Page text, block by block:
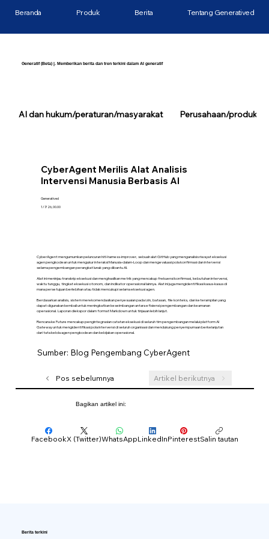
Generatif (Beta) |. Memberikan berita dan tren terkini dalam AI generatif
CyberAgent Merilis Alat Analisis
Intervensi Manusia Berbasis AI
Generatived
1/7/26, 00.00
CyberAgent mengumumkan peluncuran hitl-harness-improver, sebuah alat GitHub yang menganalisis riwayat eksekusi
agen pengkodean untuk mengukur interaksi Manusia-dalam-Loop dan mengevaluasi pola konfirmasi dan intervensi
selama pengembangan perangkat lunak yang dibantu AI.
Alat ini meninjau transkrip eksekusi dan menghasilkan metrik yang mencakup frekuensi konfirmasi, kebutuhan intervensi,
waktu tunggu, tingkat eksekusi otonom, dan indikator operasional lainnya. Alat ini juga mengidentifikasi kasus-kasus di
mana persetujuan berlebihan atau tidak mencukupi selama eksekusi agen.
Berdasarkan analisis, sistem merekomendasikan penyesuaian pada izin, batasan, file konteks, dan keterampilan yang
dapat digunakan kembali untuk meningkatkan keseimbangan antara efisiensi pengembangan dan keamanan
operasional. Laporan diekspor dalam format Markdown untuk tinjauan lebih lanjut.
Rencana ke Future mencakup pengintegrasian catatan eksekusi di seluruh tim pengembangan melalui platform AI
Gateway untuk mengidentifikasi pola intervensi di seluruh organisasi dan mendukung penyempurnaan berkelanjutan
dari tata kelola agen pengkodean dan kebijakan operasional.
Sumber: Blog Pengembang CyberAgent
Pos sebelumnya Artikel berikutnya
Beranda Produk Berita Tentang Generatived
Bagikan artikel ini:
FacebookX (Twitter)WhatsAppLinkedInPinterestSalin tautan
AI dan hukum/peraturan/masyarakat Perusahaan/produk/
Berita terkini